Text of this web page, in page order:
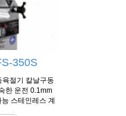
주조하여 부식이
15°C까지 절단
판매에서 안정
는 모델 ○ 사용
Model...
350S
절기 칼날구동
한 운전 0.1mm
스테인레스 계